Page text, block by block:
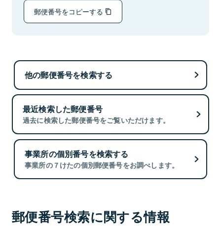
郵便番号をコピーする
他の郵便番号を検索する
最近検索した郵便番号
過去に検索した郵便番号をご覧いただけます。
事業所の個別番号を検索する
事業所の７けたの個別郵便番号をお調べします。
郵便番号検索に関する情報